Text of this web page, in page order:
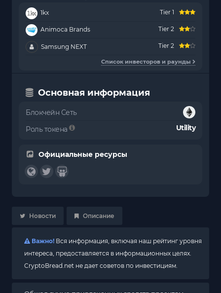
1kx Tier 1
Animoca Brands Tier 2
Samsung NEXT Tier 2
Список инвесторов и раунды
Основная информация
Блокчейн Сеть
Роль токена
Utility
Официальные ресурсы
Новости Описание
Важно! Вся информация, включая наш рейтинг уровня
интереса, предоставляется в информационных целях.
CryptoBread.net не дает советов по инвестициям.